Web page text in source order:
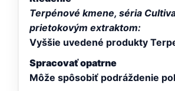
Terpénové kmene, séria
prietokovým extraktom:
Vyššie uvedené produkty
Spracovať opatrne
Môže spôsobiť podráždenie